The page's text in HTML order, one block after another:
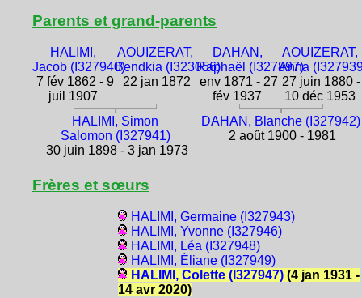
Parents et grand-parents
HALIMI,
Jacob (I327940)
7 fév 1862 - 9
juil 1907
AOUIZERAT,
Bendkia (I323056)
22 jan 1872
DAHAN,
Raphaël (I327897)
env 1871 - 27
fév 1937
AOUIZERAT,
Anna
27 juin 1880 -
10 déc 1953
HALIMI, Simon
Salomon (I327941)
30 juin 1898 - 3 jan 1973
DAHAN, Blanche (I327942)
2 août 1900 - 1981
Frères et sœurs
HALIMI, Germaine (I327943)
HALIMI, Yvonne (I327946)
HALIMI, Léa (I327948)
HALIMI, Éliane (I327949)
HALIMI, Colette (I327947)(4 jan 1931 -
14 avr 2020)